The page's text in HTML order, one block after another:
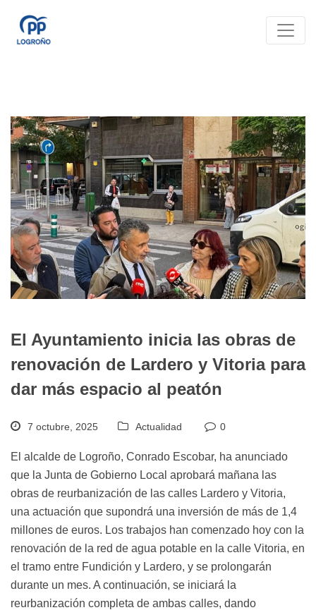
El Ayuntamiento inicia las obras de
renovación de Lardero y Vitoria para
dar más espacio al peatón
7 octubre, 2025 Actualidad 0
El alcalde de Logroño, Conrado Escobar, ha anunciado
que la Junta de Gobierno Local aprobará mañana las
obras de reurbanización de las calles Lardero y Vitoria,
una actuación que supondrá una inversión de más de 1,4
millones de euros. Los trabajos han comenzado hoy con la
renovación de la red de agua potable en la calle Vitoria, en
el tramo entre Fundición y Lardero, y se prolongarán
durante un mes. A continuación, se iniciará la
reurbanización completa de ambas calles, dando